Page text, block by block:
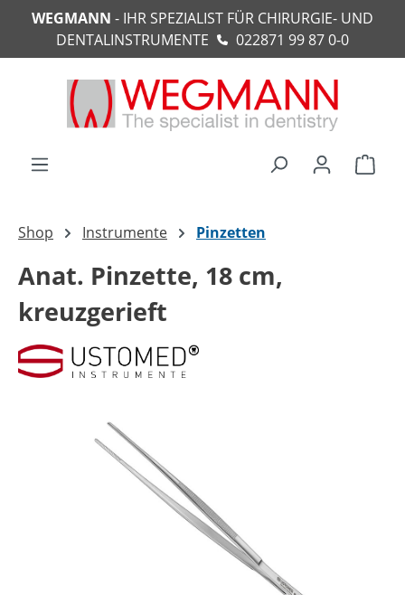
springen
WEGMANN - IHR SPEZIALIST FÜR CHIRURGIE- UND
DENTALINSTRUMENTE
022871 99 87 0-0
Shop Instrumente Pinzetten
Anat. Pinzette, 18 cm,
kreuzgerieft
Bildergalerie überspringen